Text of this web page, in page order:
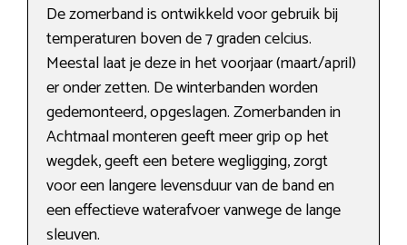
De zomerband is ontwikkeld voor gebruik bij
temperaturen boven de 7 graden celcius.
Meestal laat je deze in het voorjaar (maart/april)
er onder zetten. De winterbanden worden
gedemonteerd, opgeslagen. Zomerbanden in
Achtmaal monteren geeft meer grip op het
wegdek, geeft een betere wegligging, zorgt
voor een langere levensduur van de band en
een effectieve waterafvoer vanwege de lange
sleuven.